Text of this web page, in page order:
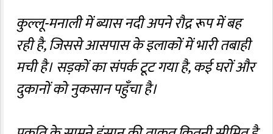
कुल्लू-मनाली में ब्यास नदी अपने रौद्र रूप में बह
रही है, जिससे आसपास के इलाकों में भारी तबाही
मची है। सड़कों का संपर्क टूट गया है, कई घरों और
दुकानों को नुकसान पहुँचा है।